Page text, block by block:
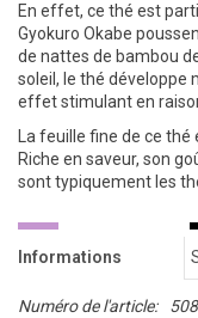
En effet, ce thé est
Gyokuro Okabe
de nattes de bambou
soleil, le thé développe
effet stimulant en
La feuille fine de ce
Riche en saveur, son
sont typiquement les
Informations
Numéro de l'article: